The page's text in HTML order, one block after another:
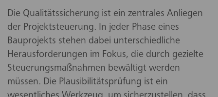
Die Qualitätssicherung ist ein zentrales Anliegen
der Projektsteuerung. In jeder Phase eines
Bauprojekts stehen dabei unterschiedliche
Herausforderungen im Fokus, die durch gezielte
Steuerungsmaßnahmen bewältigt werden
müssen. Die Plausibilitätsprüfung ist ein